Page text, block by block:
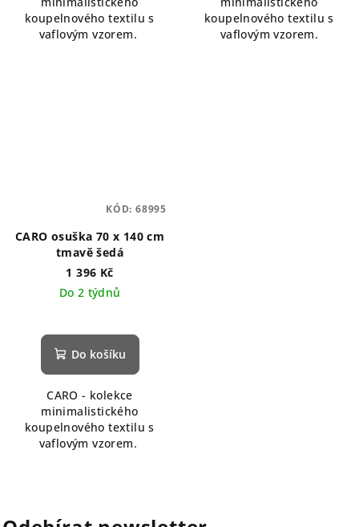
koupelnového textilu s
vaflovým vzorem.
koupelnového textilu s
vaflovým vzorem.
CARO osuška 70 x 140 cm
tmavě šedá
1 396 Kč
Do 2 týdnů
Do košíku
CARO - kolekce
minimalistického
koupelnového textilu s
vaflovým vzorem.
KÓD: 68995